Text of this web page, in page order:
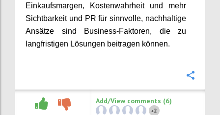
Einkaufsmargen, Kostenwahrheit und mehr
Sichtbarkeit und PR für sinnvolle, nachhaltige
Ansätze sind Business-Faktoren, die zu
langfristigen Lösungen beitragen können.
Add/View comments (6)
+2